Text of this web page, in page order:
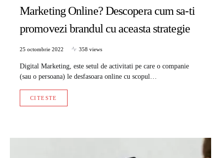
Marketing Online? Descopera cum sa-ti
promovezi brandul cu aceasta strategie
25 octombrie 2022 358 views
Digital Marketing, este setul de activitati pe care o companie
(sau o persoana) le desfasoara online cu scopul…
CITESTE